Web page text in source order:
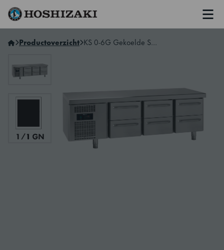
Hoshizaki Netherlands
Productoverzicht KS 0-6G Gekoelde Snack werkbank, 3 secties